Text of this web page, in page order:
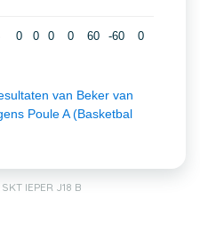
0 0 0 0 60 -60 0
van Beker van
Poule A (Basketbal
IEPER J18 B